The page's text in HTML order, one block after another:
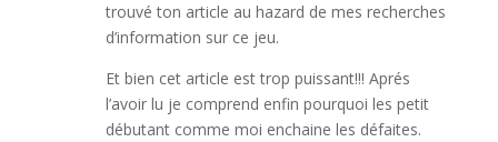
trouvé ton article au hazard de mes recherches
d’information sur ce jeu.
Et bien cet article est trop puissant!!! Aprés
l’avoir lu je comprend enfin pourquoi les petit
débutant comme moi enchaine les défaites.